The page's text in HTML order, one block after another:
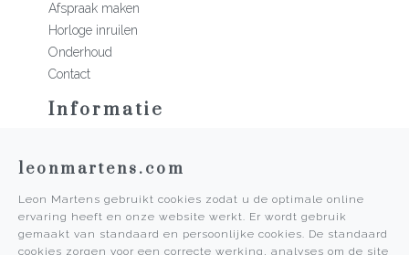
Afspraak maken
Horloge inruilen
Onderhoud
Contact
Informatie
Historie
Algemene voorwaarden
Privacy Policy
leonmartens.com
Leon Martens gebruikt cookies zodat u de optimale online
ervaring heeft en onze website werkt. Er wordt gebruik
gemaakt van standaard en persoonlijke cookies. De standaard
cookies zorgen voor een correcte werking, analyses om de site